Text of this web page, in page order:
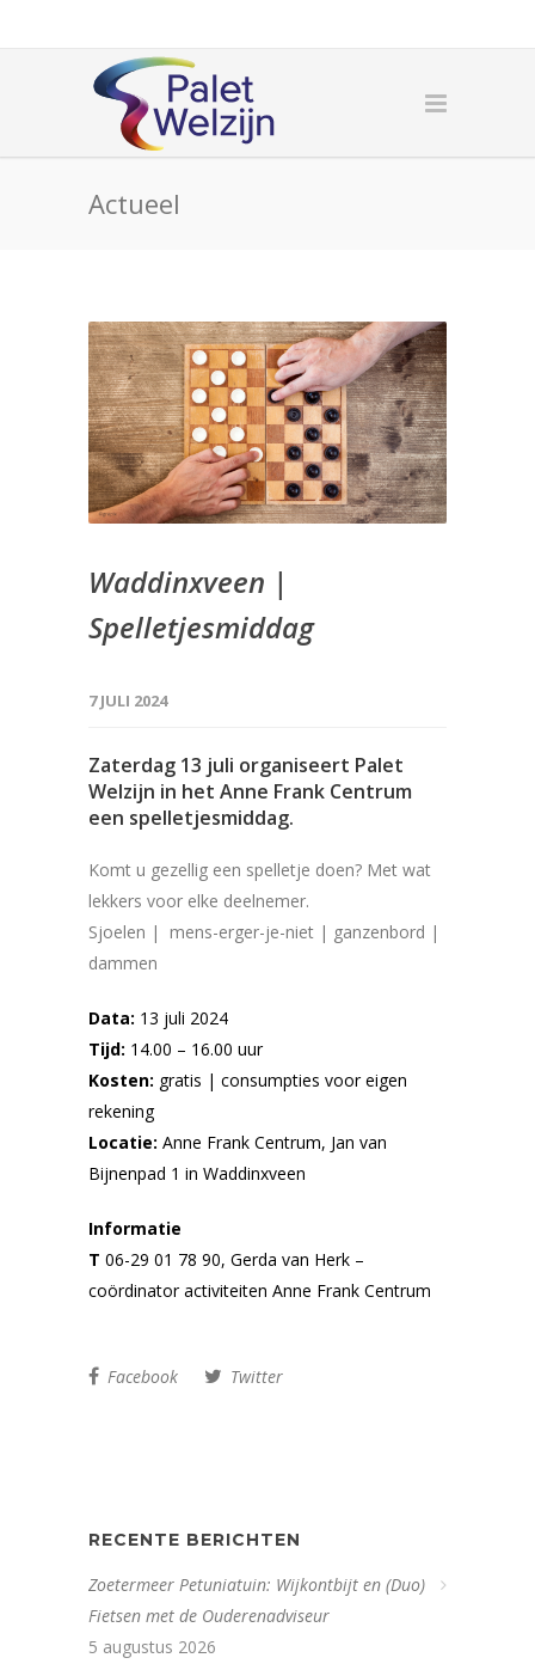
Actueel
Waddinxveen |
Spelletjesmiddag
7 JULI 2024
Zaterdag 13 juli organiseert Palet
Welzijn in het Anne Frank Centrum
een spelletjesmiddag.
Komt u gezellig een spelletje doen? Met wat
lekkers voor elke deelnemer.
Sjoelen | mens-erger-je-niet | ganzenbord |
dammen
Data: 13 juli 2024
Tijd: 14.00 – 16.00 uur
Kosten: gratis | consumpties voor eigen
rekening
Locatie: Anne Frank Centrum, Jan van
Bijnenpad 1 in Waddinxveen
Informatie
T 06-29 01 78 90, Gerda van Herk –
coördinator activiteiten Anne Frank Centrum
Facebook Twitter
RECENTE BERICHTEN
Zoetermeer Petuniatuin: Wijkontbijt en (Duo)
Fietsen met de Ouderenadviseur
5 augustus 2026